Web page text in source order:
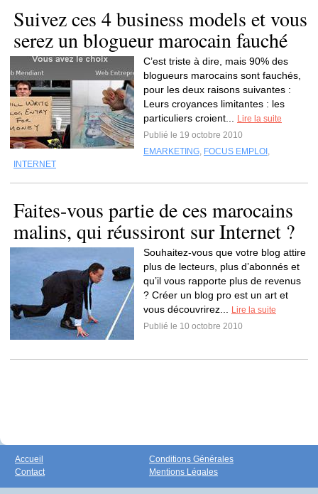
Suivez ces 4 business models et vous
serez un blogueur marocain fauché
C’est triste à dire, mais 90% des
blogueurs marocains sont fauchés,
pour les deux raisons suivantes :
Leurs croyances limitantes : les
particuliers croient...
Lire la suite
Publié le 19 octobre 2010
EMARKETING, FOCUS EMPLOI ,
INTERNET
Faites-vous partie de ces marocains
malins, qui réussiront sur Internet ?
Souhaitez-vous que votre blog attire
plus de lecteurs, plus d’abonnés et
qu’il vous rapporte plus de revenus
? Créer un blog pro est un art et
vous découvrirez...
Lire la suite
Publié le 10 octobre 2010
Accueil
Contact
Conditions Générales
Mentions Légales